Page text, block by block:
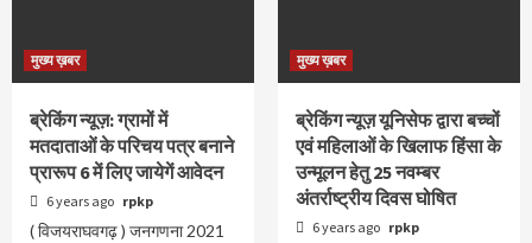
मुख्य ख़बर
ब्रेकिंग न्यूज़: ग्रामों में
मतदाताओं के परिचय पत्र बनाने
प्रारूप 6 में लिए जायेगें आवेदन
6 years ago rpkp
( विजयराघवगढ़ ) जनगणना 2021
मुख्य ख़बर
ब्रेकिंग न्यूज़ यूनिसेफ द्वारा बच्चों
एवं महिलाओं के खिलाफ हिंसा के
उन्मूलन हेतु 25 नवम्बर
अंतर्राष्ट्रीय दिवस घोषित
6 years ago rpkp